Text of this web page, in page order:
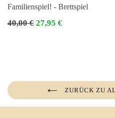
Familienspiel! - Brettspiel
Normaler
40,00 € 27,95 €
ZURÜCK ZU